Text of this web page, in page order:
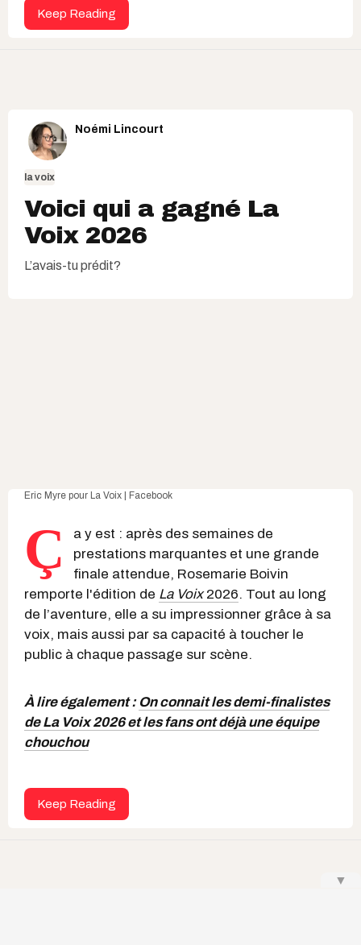
Keep Reading
Noémi Lincourt
la voix
Voici qui a gagné La
Voix 2026
L’avais-tu prédit?
Eric Myre pour La Voix | Facebook
Ç
a y est : après des semaines de
prestations marquantes et une grande
finale attendue, Rosemarie Boivin
remporte l'édition de La Voix2026. Tout au long
de l’aventure, elle a su impressionner grâce à sa
voix, mais aussi par sa capacité à toucher le
public à chaque passage sur scène.
À lire également : On connait les demi-finalistes
de La Voix 2026 et les fans ont déjà une équipe
chouchou
Keep Reading
▼